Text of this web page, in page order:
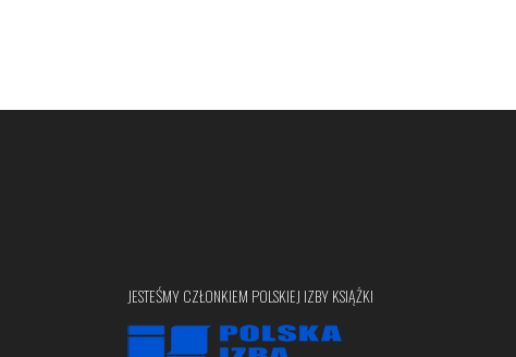
JESTEŚMY CZŁONKIEM POLSKIEJ IZBY KSIĄŻKI